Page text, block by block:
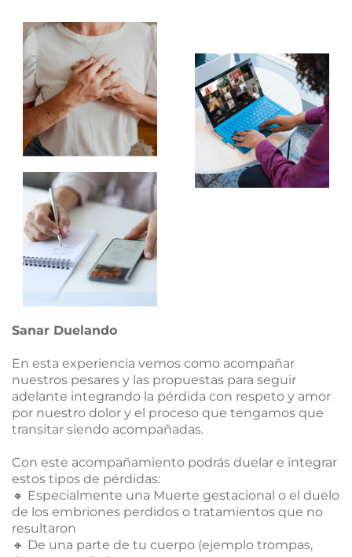
Sanar Duelando
En esta experiencia vemos como acompañar
nuestros pesares y las propuestas para seguir
adelante integrando la pérdida con respeto y amor
por nuestro dolor y el proceso que tengamos que
transitar siendo acompañadas.
Con este acompañamiento podrás duelar e integrar
estos tipos de pérdidas:
🔸 Especialmente una Muerte gestacional o el duelo
de los embriones perdidos o tratamientos que no
resultaron
🔸 De una parte de tu cuerpo (ejemplo trompas,